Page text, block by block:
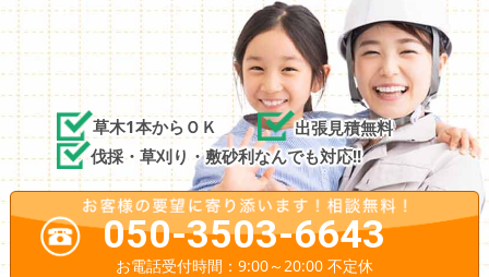
草木1本からＯＫ
出張見積無料
伐採・草刈り・敷砂利なんでも対応!!
050-3503-6643
お電話受付時間：9:00～20:00 不定休